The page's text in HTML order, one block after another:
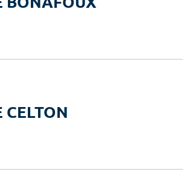
CELTON